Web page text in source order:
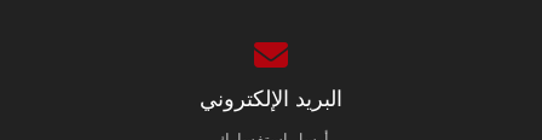
البريد الإلكتروني